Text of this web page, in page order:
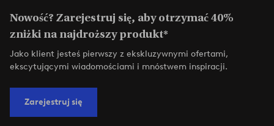
Nowość? Zarejestruj się, aby otrzymać 40%
zniżki na najdroższy produkt*
Jako klient jesteś pierwszy z ekskluzywnymi ofertami,
ekscytującymi wiadomościami i mnóstwem inspiracji.
Zarejestruj się